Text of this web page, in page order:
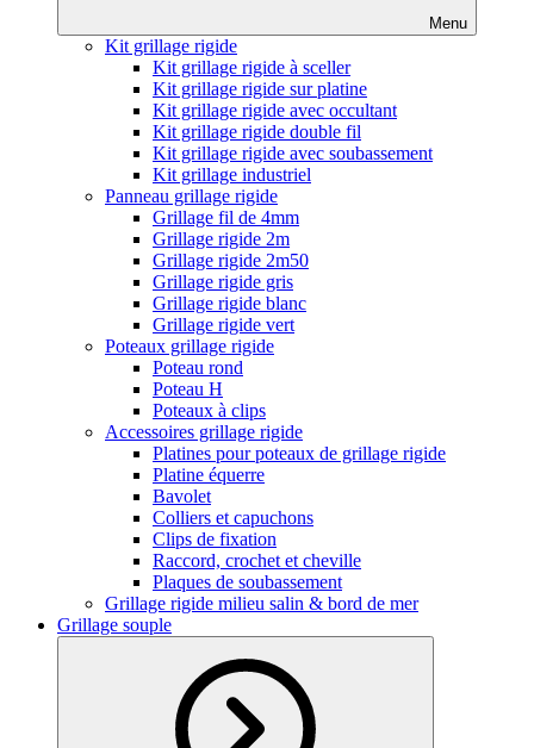
Menu
Kit grillage rigide
Kit grillage rigide à sceller
Kit grillage rigide sur platine
Kit grillage rigide avec occultant
Kit grillage rigide double fil
Kit grillage rigide avec soubassement
Kit grillage industriel
Panneau grillage rigide
Grillage fil de 4mm
Grillage rigide 2m
Grillage rigide 2m50
Grillage rigide gris
Grillage rigide blanc
Grillage rigide vert
Poteaux grillage rigide
Poteau rond
Poteau H
Poteaux à clips
Accessoires grillage rigide
Platines pour poteaux de grillage rigide
Platine équerre
Bavolet
Colliers et capuchons
Clips de fixation
Raccord, crochet et cheville
Plaques de soubassement
Grillage rigide milieu salin & bord de mer
Grillage souple